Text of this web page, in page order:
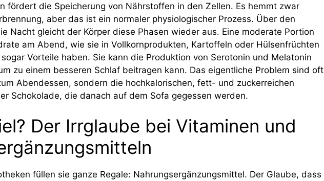
fördert die Speicherung von Nährstoffen in den Zellen. Es hemmt zwar
aber das ist ein normaler physiologischer Prozess. Über den
Nacht gleicht der Körper diese Phasen wieder aus. Eine moderate Portion
am Abend, wie sie in Vollkornprodukten, Kartoffeln oder Hülsenfrüchten
Vorteile haben. Sie kann die Produktion von Serotonin und Melatonin
zu einem besseren Schlaf beitragen kann. Das eigentliche Problem sind oft
Abendessen, sondern die hochkalorischen, fett- und zuckerreichen
Schokolade, die danach auf dem Sofa gegessen werden.
Der Irrglaube bei Vitaminen und
füllen sie ganze Regale: Nahrungsergänzungsmittel. Der Glaube, dass